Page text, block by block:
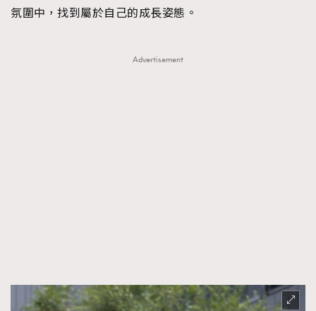
氛圍中，找到屬於自己的成長姿態。
Advertisement